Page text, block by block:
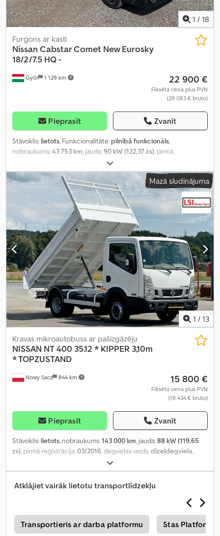
1 / 18
Győr 1 129 km
Furgons ar kasti
Nissan Cabstar Comet New Eurosky
18/2/7.5 HQ -
22 900 €
Fiksēta cena plus PVN
(29 083 € bruto)
Pieprasīt Zvanīt
Stāvoklis: lietots, Funkcionalitāte: pilnībā funkcionāls,
nobraukums:43 753 km , jauda:90 kW (122,37 zs) , pirmā
, degvielas veids:
3 500 kg, riepu stāvoklis:80 procenti, asu konfigurācija:4x2, krāsa:
balts, pārnesuma veids:mehānisks, sēdvietu skaits:2, Ražošanas
, darbības stundas:2 552 h, Aprīkojums:
ABS, stūres
pastiprinātājs,
Mazā sludinājuma
1 / 13
Nowy Sacz 844 km
Kravas mikroautobuss ar pašizgāzēju
NISSAN NT 400 35.12 * KIPPER 3,10m
* TOPZUSTAND
15 800 €
Fiksēta cena plus PVN
(19 434 € bruto)
Pieprasīt Zvanīt
Stāvoklis: lietots, nobraukums:143 000 km, jauda:88 kW (119,65
zs), pirmā reģistrācija:03/2016, degvielas veids:dīzeļdegviela,
, asu konfigurācija:
retardētājs, krāsa:balts, pārnesuma veids:mehānisks, krautuves
garums:
3 100 mm , iekraušanas vietas platums: 1 850 mm
iekraušanas telpas augstums:
350 mm , Ražošanas gads:
Atklājiet vairāk lietotu transportlīdzekļu
Transportieris ar darba platformu Stas Platforma